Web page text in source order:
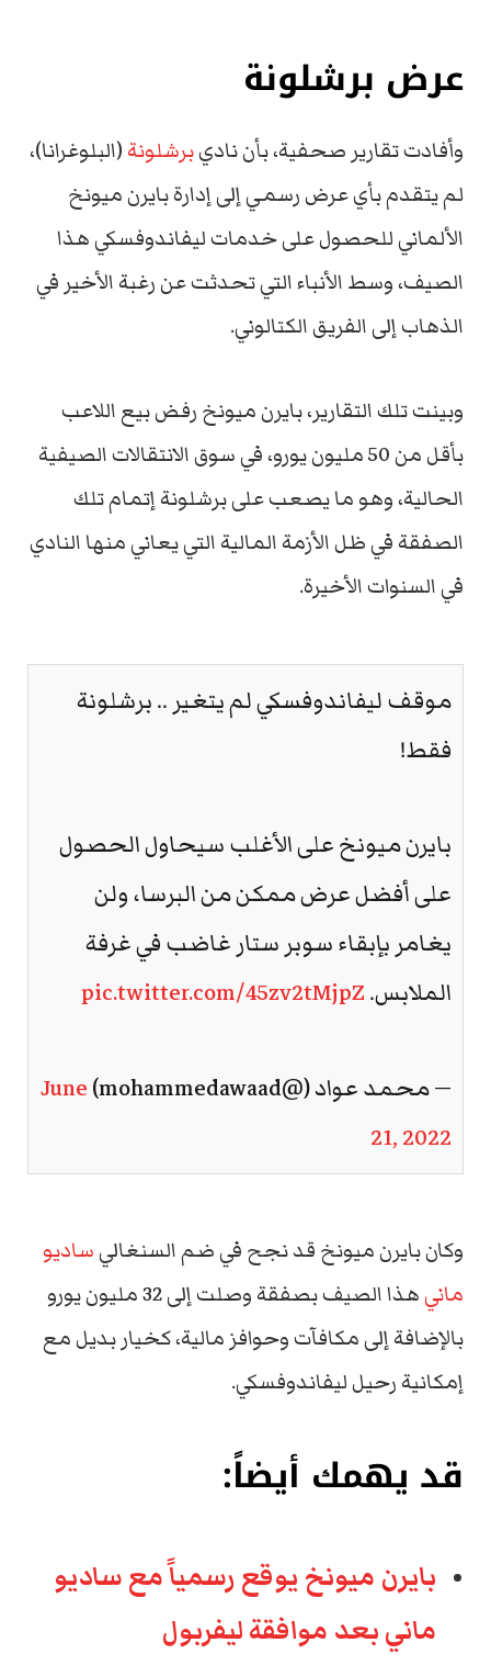
عرض برشلونة
وأفادت تقارير صحفية، بأن ناديبرشلونة(البلوغرانا)،
لم يتقدم بأي عرض رسمي إلى إدارة بايرن ميونخ
الألماني للحصول على خدمات ليفاندوفسكي هذا
الصيف، وسط الأنباء التي تحدثت عن رغبة الأخير في
الذهاب إلى الفريق الكتالوني.
وبينت تلك التقارير، بايرن ميونخ رفض بيع اللاعب
بأقل من 50 مليون يورو، في سوق الانتقالات الصيفية
الحالية، وهو ما يصعب على برشلونة إتمام تلك
الصفقة في ظل الأزمة المالية التي يعاني منها النادي
في السنوات الأخيرة.
موقف ليفاندوفسكي لم يتغير .. برشلونة
فقط!
بايرن ميونخ على الأغلب سيحاول الحصول
على أفضل عرض ممكن من البرسا، ولن
يغامر بإبقاء سوبر ستار غاضب في غرفة
الملابس.pic.twitter.com/45zv2tMjpZ
— محمد عواد (@mohammedawaad)
June
21, 2022
وكان بايرن ميونخ قد نجح في ضم السنغاليساديو
ماني
هذا الصيف بصفقة وصلت إلى 32 مليون يورو
بالإضافة إلى مكافآت وحوافز مالية، كخيار بديل مع
إمكانية رحيل ليفاندوفسكي.
قد يهمك أيضاً:
بايرن ميونخ يوقع رسمياً مع ساديو
ماني بعد موافقة ليفربول